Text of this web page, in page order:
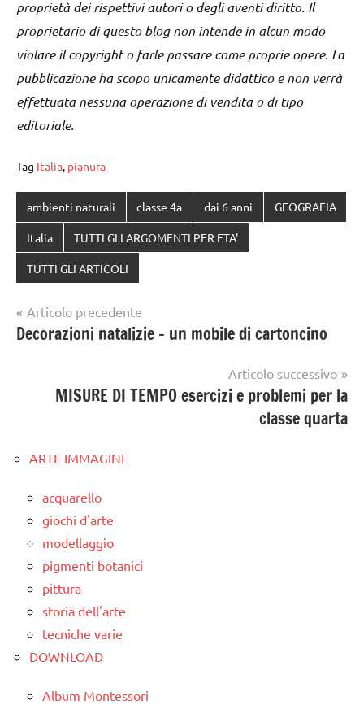
proprietà dei rispettivi autori o degli aventi diritto. Il
proprietario di questo blog non intende in alcun modo
violare il copyright o farle passare come proprie opere. La
pubblicazione ha scopo unicamente didattico e non verrà
effettuata nessuna operazione di vendita o di tipo
editoriale.
Tag Italia, pianura
ambienti naturali classe 4a dai 6 anni GEOGRAFIA
Italia TUTTI GLI ARGOMENTI PER ETA'
TUTTI GLI ARTICOLI
Navigazione
articoli
Articolo precedente
Decorazioni natalizie – un mobile di cartoncino
Articolo successivo
MISURE DI TEMPO esercizi e problemi per la
classe quarta
ARTE IMMAGINE
acquarello
giochi d'arte
modellaggio
pigmenti botanici
pittura
storia dell'arte
tecniche varie
DOWNLOAD
Album Montessori